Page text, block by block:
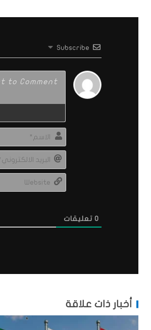
Subscribe
0 تعليقات
أخبار ذات علاقة